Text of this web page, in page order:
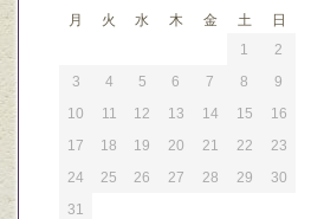
月
火 水 木 金 土 日
1
2
3
4 5 6 7 8
9
10
11 12 13 14 15
16
17
18 19 20 21 22
23
24
25 26 27 28 29
30
31